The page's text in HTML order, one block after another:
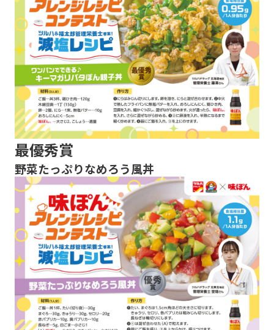
最優秀賞
野菜たっぷりなめろう風丼